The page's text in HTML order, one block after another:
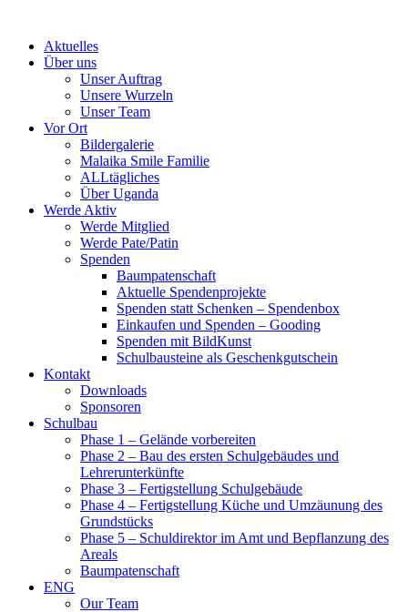
contentAktuelles
Über uns
Unser Auftrag
Unsere Wurzeln
Unser Team
Vor Ort
Bildergalerie
Malaika Smile Familie
ALLtägliches
Über Uganda
Werde Aktiv
Werde Mitglied
Werde Pate/Patin
Spenden
Baumpatenschaft
Aktuelle Spendenprojekte
Spenden statt Schenken – Spendenbox
Einkaufen und Spenden – Gooding
Spenden mit BildKunst
Schulbausteine als Geschenkgutschein
Kontakt
Downloads
Sponsoren
Schulbau
Phase 1 – Gelände vorbereiten
Phase 2 – Bau des ersten Schulgebäudes und
Lehrerunterkünfte
Phase 3 – Fertigstellung Schulgebäude
Phase 4 – Fertigstellung Küche und Umzäunung des
Grundstücks
Phase 5 – Schuldirektor im Amt und Bepflanzung des
Areals
Baumpatenschaft
ENG
Our Team